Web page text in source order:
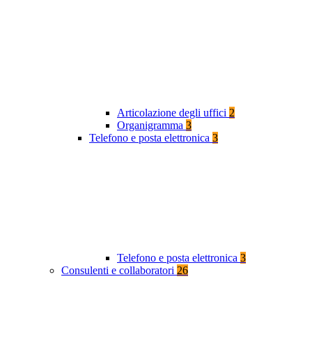
Articolazione degli uffici 2
Organigramma 3
Telefono e posta elettronica 3
Telefono e posta elettronica 3
Consulenti e collaboratori 26